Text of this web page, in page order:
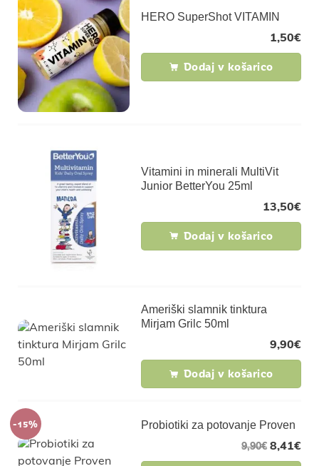
HERO SuperShot VITAMIN
1,50€
Dodaj v košarico
Vitamini in minerali MultiVit
Junior BetterYou 25ml
13,50€
Dodaj v košarico
Ameriški slamnik tinktura
Mirjam Grilc 50ml
9,90€
Dodaj v košarico
-15% Probiotiki za potovanje Proven
8,41€
9,90€